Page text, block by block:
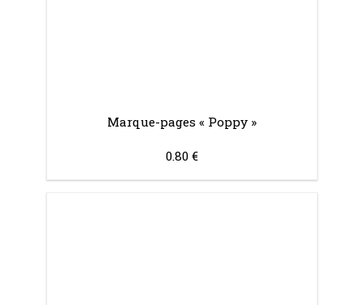
Marque-pages « Poppy »
0.80 €